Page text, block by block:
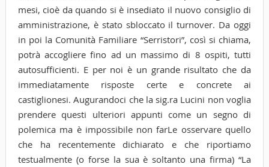
mesi, cioè da quando si è insediato il nuovo consiglio di
amministrazione, è stato sbloccato il turnover. Da oggi
in poi la Comunità Familiare “Serristori”, così si chiama,
potrà accogliere fino ad un massimo di 8 ospiti, tutti
autosufficienti. E per noi è un grande risultato che da
immediatamente risposte certe e concrete ai
castiglionesi. Augurandoci che la sig.ra Lucini non voglia
prendere questi ulteriori appunti come un segno di
polemica ma è impossibile non farLe osservare quello
che ha recentemente dichiarato e che riportiamo
testualmente (o forse la sua è soltanto una firma) “La